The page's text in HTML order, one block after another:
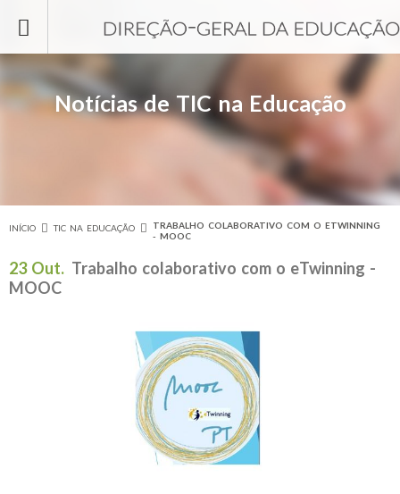
Notícias de TIC na Educação
Está aqui
INÍCIO TIC NA EDUCAÇÃO
TRABALHO COLABORATIVO COM O ETWINNING
- MOOC
23 Out. Trabalho colaborativo com o eTwinning -
MOOC